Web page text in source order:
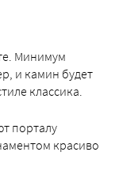
Минимум
и камин будет
классика.
порталу
красиво